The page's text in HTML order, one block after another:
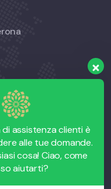
assistenza clienti è
alle tue domande.
cosa! Ciao, come
aiutarti?